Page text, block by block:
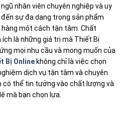
nhân viên chuyên nghiệp và uy
sự đa dạng trong sản phẩm
một cách tận tâm. Chất
là những giá trị mà Thiết Bị
mọi nhu cầu và mong muốn của
Bị Online không chỉ là việc chọn
dịch vụ tận tâm và chuyên
có thể tin tưởng vào chất lượng và
mà bạn chọn lựa.